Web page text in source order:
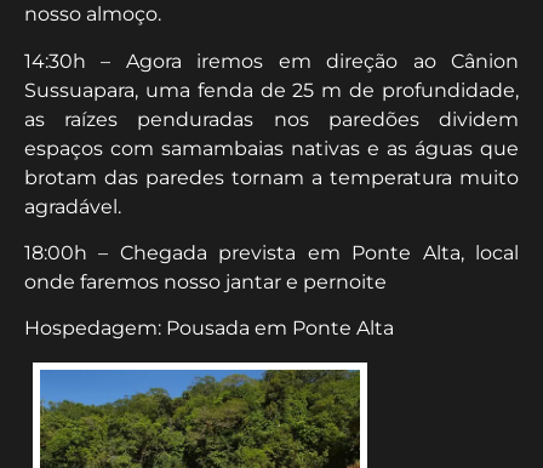
nosso almoço.
14:30h – Agora iremos em direção ao Cânion
Sussuapara, uma fenda de 25 m de profundidade,
as raízes penduradas nos paredões dividem
espaços com samambaias nativas e as águas que
brotam das paredes tornam a temperatura muito
agradável.
18:00h – Chegada prevista em Ponte Alta, local
onde faremos nosso jantar e pernoite
Hospedagem: Pousada em Ponte Alta